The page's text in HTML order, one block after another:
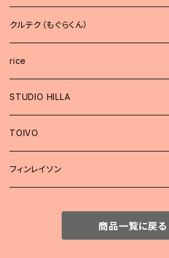
クルテク（もぐらくん）
rice
STUDIO HILLA
TOIVO
フィンレイソン
商品一覧に戻る